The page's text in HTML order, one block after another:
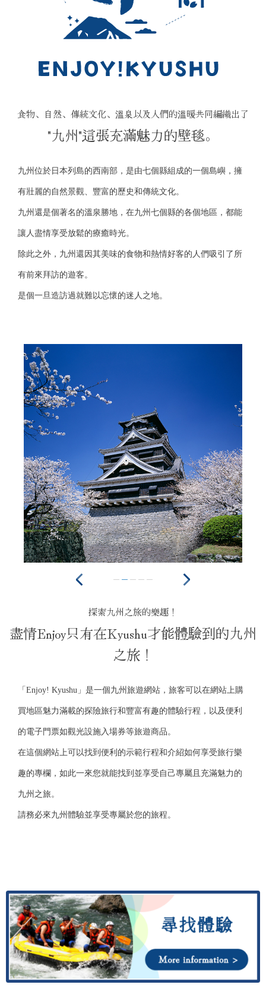
食物、自然、傳統文化、溫泉以及人們的溫暖共同編織出了
"九州"這張充滿魅力的壁毯。
九州位於日本列島的西南部，是由七個縣組成的一個島嶼，擁
有壯麗的自然景觀、豐富的歷史和傳統文化。
九州還是個著名的溫泉勝地，在九州七個縣的各個地區，都能
讓人盡情享受放鬆的療癒時光。
除此之外，九州還因其美味的食物和熱情好客的人們吸引了所
有前來拜訪的遊客。
是個一旦造訪過就難以忘懷的迷人之地。
探索九州之旅的樂趣！
盡情Enjoy只有在Kyushu才能體驗到的九州
之旅！
「Enjoy! Kyushu」是一個九州旅遊網站，旅客可以在網站上購
買地區魅力滿載的探險旅行和豐富有趣的體驗行程，以及便利
的電子門票如觀光設施入場券等旅遊商品。
在這個網站上可以找到便利的示範行程和介紹如何享受旅行樂
趣的專欄，如此一來您就能找到並享受自己專屬且充滿魅力的
九州之旅。
請務必來九州體驗並享受專屬於您的旅程。